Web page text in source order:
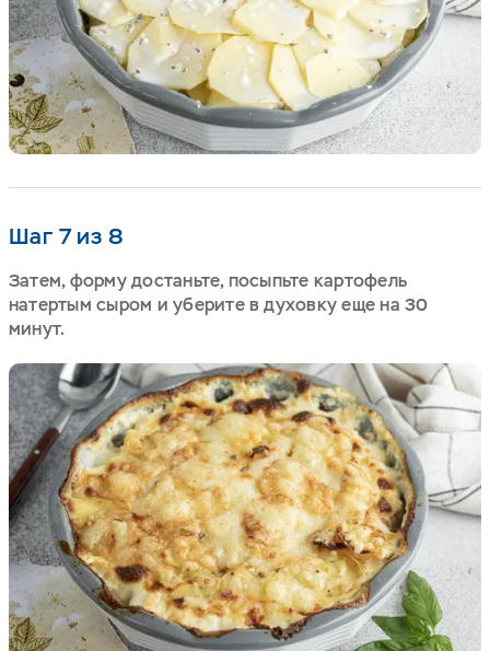
Шаг 7 из 8
Затем, форму достаньте, посыпьте картофель
натертым сыром и уберите в духовку еще на 30
минут.